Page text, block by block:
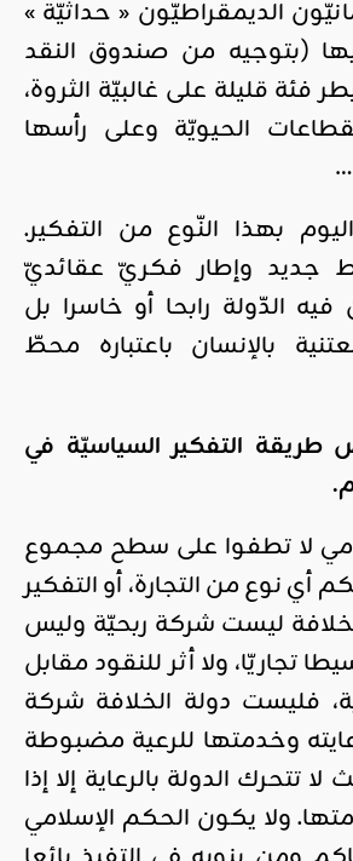
الديمقراطيّون « حداثيّة »
(بتوجيه من صندوق النقد
فئة قليلة على غالبيّة الثروة،
الحيويّة وعلى رأسها
بهذا النّوع من التفكير.
جديد وإطار فكريّ عقائديّ
الدّولة رابحا أو خاسرا بل
بالإنسان باعتباره محطّ
طريقة التفكير السياسيّة في
لا تطفوا على سطح مجموع
أي نوع من التجارة، أو التفكير
ليست شركة ربحيّة وليس
تجاريّا، ولا أثر للنقود مقابل
فليست دولة الخلافة شركة
وخدمتها للرعية مضبوطة
تتحرك الدولة بالرعاية إلا إذا
ولا يكون الحكم الإسلامي